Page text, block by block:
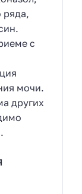
ряда,
с
мочи.
других